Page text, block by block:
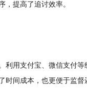
提高了追讨效率。
用支付宝、微信支付等
间成本，也更便于监督